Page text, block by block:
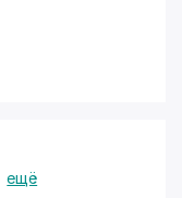
ещё